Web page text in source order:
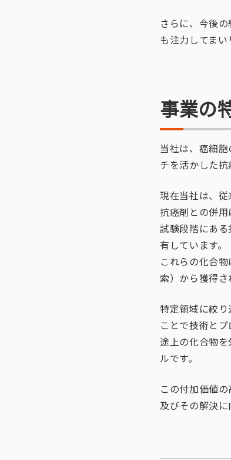
さらに、今後
も注力してまい
事業の
当社は、癌細
チを活かした
現在当社は、
抗癌剤との併
試験段階にあ
有しています。
これらの化合
索）から獲得さ
特定領域に絞
ことで技術と
途上の化合物
ルです。
この付加価値
及びその解決に